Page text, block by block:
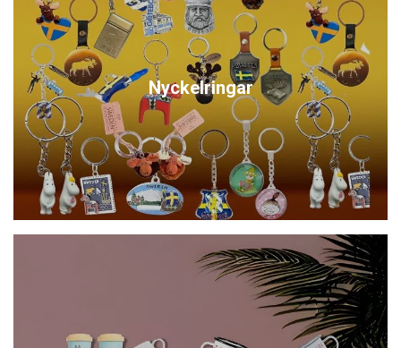
Nyckelringar